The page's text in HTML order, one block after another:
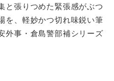
と張りつめた緊張感がぶつ
を、軽妙かつ切れ味鋭い筆
外事・倉島警部補シリーズ